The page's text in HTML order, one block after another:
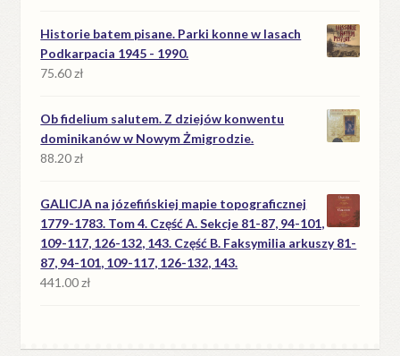
Historie batem pisane. Parki konne w lasach
Podkarpacia 1945 - 1990.
75.60zł
Ob fidelium salutem. Z dziejów konwentu
dominikanów w Nowym Żmigrodzie.
88.20zł
GALICJA na józefińskiej mapie topograficznej
1779-1783. Tom 4. Część A. Sekcje 81-87, 94-101,
109-117, 126-132, 143. Część B. Faksymilia arkuszy 81-
87, 94-101, 109-117, 126-132, 143.
441.00zł